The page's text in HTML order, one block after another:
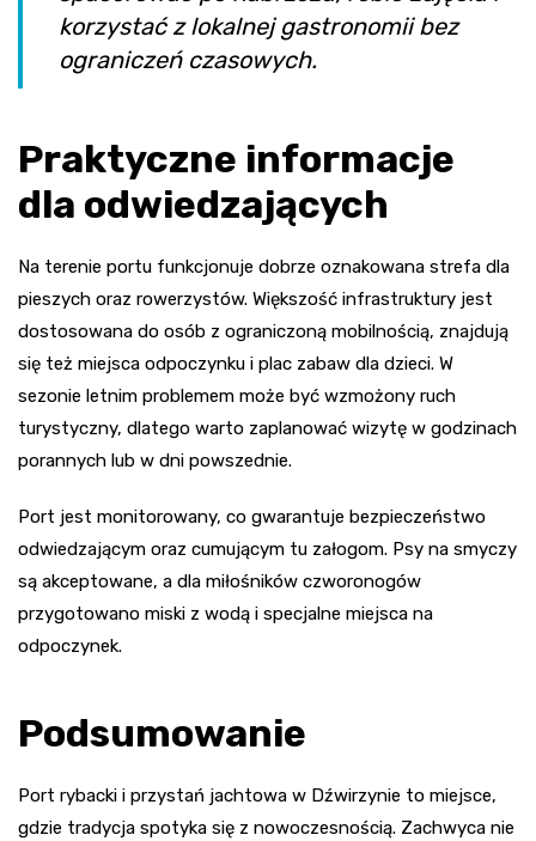
korzystać z lokalnej gastronomii bez
ograniczeń czasowych.
Praktyczne informacje
dla odwiedzających
Na terenie portu funkcjonuje dobrze oznakowana strefa dla
pieszych oraz rowerzystów. Większość infrastruktury jest
dostosowana do osób z ograniczoną mobilnością, znajdują
się też miejsca odpoczynku i plac zabaw dla dzieci. W
sezonie letnim problemem może być wzmożony ruch
turystyczny, dlatego warto zaplanować wizytę w godzinach
porannych lub w dni powszednie.
Port jest monitorowany, co gwarantuje bezpieczeństwo
odwiedzającym oraz cumującym tu załogom. Psy na smyczy
są akceptowane, a dla miłośników czworonogów
przygotowano miski z wodą i specjalne miejsca na
odpoczynek.
Podsumowanie
Port rybacki i przystań jachtowa w Dźwirzynie to miejsce,
gdzie tradycja spotyka się z nowoczesnością. Zachwyca nie